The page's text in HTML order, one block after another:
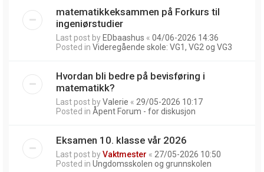
matematikkeksammen på Forkurs til
ingeniørstudier
Last post by EDbaashus « 04/06-2026 14:36
Posted in Videregående skole: VG1, VG2 og VG3
Hvordan bli bedre på bevisføring i
matematikk?
Last post byValerie « 29/05-2026 10:17
Posted in Åpent Forum - for diskusjon
Eksamen 10. klasse vår 2026
Last post byVaktmester « 27/05-2026 10:50
Posted in Ungdomsskolen og grunnskolen